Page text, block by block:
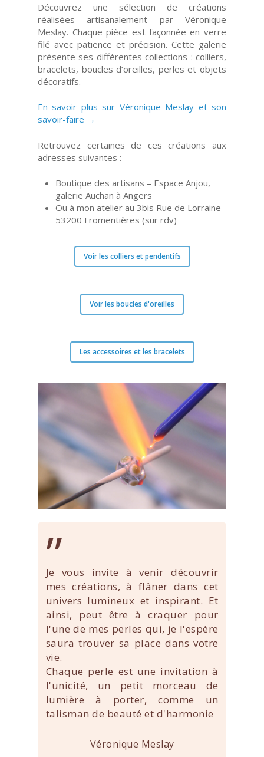
Découvrez une sélection de créations
réalisées artisanalement par Véronique
Meslay. Chaque pièce est façonnée en verre
filé avec patience et précision. Cette galerie
présente ses différentes collections : colliers,
bracelets, boucles d’oreilles, perles et objets
décoratifs.
En savoir plus sur Véronique Meslay et son
savoir-faire →
Retrouvez certaines de ces créations aux
adresses suivantes :
Boutique des artisans – Espace Anjou,
galerie Auchan à Angers
Ou à mon atelier au 3bis Rue de Lorraine
53200 Fromentières (sur rdv)
Voir les colliers et pendentifs
Voir les boucles d'oreilles
Les accessoires et les bracelets
”
Je vous invite à venir découvrir
mes créations, à flâner dans cet
univers lumineux et inspirant. Et
ainsi, peut être à craquer pour
l'une de mes perles qui, je l'espère
saura trouver sa place dans votre
vie.
Chaque perle est une invitation à
l'unicité, un petit morceau de
lumière à porter, comme un
talisman de beauté et d'harmonie
Véronique Meslay